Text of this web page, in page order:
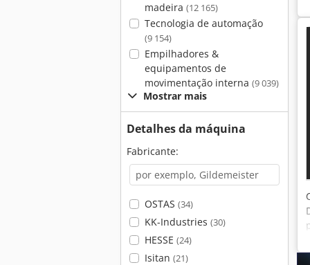
madeira (12 165)
Tecnologia de automação
(9 154)
Empilhadores &
equipamentos de
movimentação interna (9 039)
Mostrar mais
Detalhes da máquina
Fabricante:
OSTAS (34)
KK-Industries (30)
HESSE (24)
Isitan (21)